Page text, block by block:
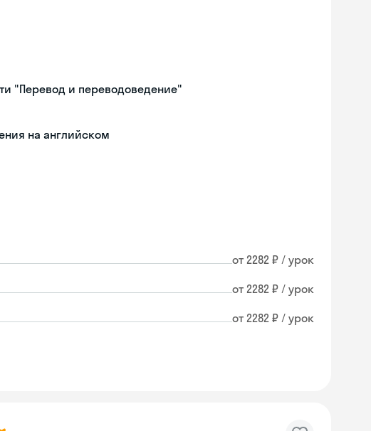
"Перевод и переводоведение"
на английском
от 2282 ₽ / урок
от 2282 ₽ / урок
от 2282 ₽ / урок